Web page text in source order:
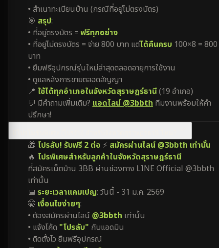
• สำเนาทะเบียนบ้าน (กรณีที่อยู่ไม่ตรงบัตร)
🎯 สรุป:
• ที่อยู่ตรงบัตร = ฟรีทุกอย่าง
• ที่อยู่ไม่ตรงบัตร = จ่าย 800 บาท แต่ได้คืนครบ 100×8 = 800
บาท
• ยืมฟรีอุปกรณ์รุ่นใหม่ล่าสุดตลอดอายุการใช้งาน
• ดูแลหลังการขายตลอดสัญญา
📍 ใช้ได้ทุกอำเภอในจังหวัดสุราษฎร์ธานี(19 อำเภอ)
💬 มีคำถามเพิ่มเติม? แอดไลน์ @3bbth ทีมงานพร้อมให้คำ
ปรึกษา!
🎁 โปรลับ! รับฟรี 2 ต่อ ⚡ สมัครผ่านไลน์ @3bbth เท่านั้น
🔥 โปรพิเศษสำหรับลูกค้าในจังหวัดสุราษฎร์ธานี
ที่สมัครเน็ตบ้าน 3BB ผ่านช่องทาง LINE Official @3bbth
เท่านั้น
📅 ระยะเวลาแคมเปญ: วันนี้ - 31 ม.ค. 2569
🤫 เงื่อนไขง่ายๆ:
• ต้องสมัครผ่านไลน์ @3bbth เท่านั้น
• แจ้งโค้ด "โปรลับ" กับแอดมิน
• ติดตั้งไว ยืมฟรีอุปกรณ์